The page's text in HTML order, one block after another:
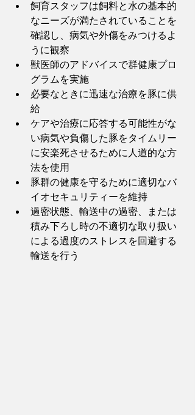
飼育スタッフは飼料と水の基本的
なニーズが満たされていることを
確認し、病気や外傷をみつけるよ
うに観察
獣医師のアドバイスで群健康プロ
グラムを実施
必要なときに迅速な治療を豚に供
給
ケアや治療に応答する可能性がな
い病気や負傷した豚をタイムリー
に安楽死させるために人道的な方
法を使用
豚群の健康を守るために適切なバ
イオセキュリティーを維持
過密状態、輸送中の過密、または
積み下ろし時の不適切な取り扱い
による過度のストレスを回避する
輸送を行う